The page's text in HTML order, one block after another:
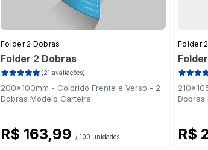
Folder 2 Dobras
Folder 2 Dobras
(21 avaliações)
200x100mm - Colorido Frente e Verso - 2
Dobras Modelo Carteira
R$ 163,99 / 100 unidades
Folder
Dobras
R$